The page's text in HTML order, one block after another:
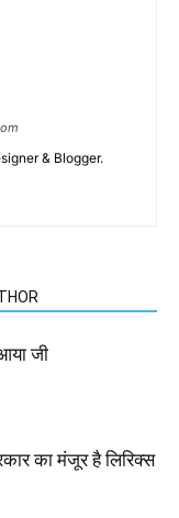
& Blogger.
जी
का मंजूर है लिरिक्स